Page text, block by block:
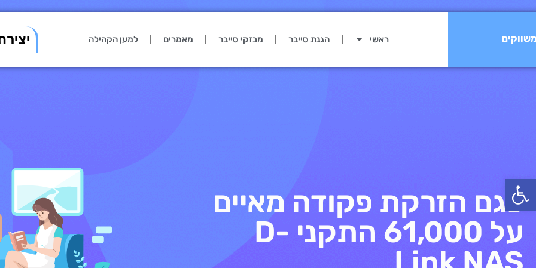
פתח סרגל נגישות
ראשי הגנת סייבר מבזקי סייבר מאמרים למען הקהילה
פגם הזרקת פקודה מאיים
על 61,000 התקני D-